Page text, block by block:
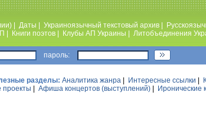
Даты Украиноязычный текстовый архив
Книги поэтов Клубы АП Украины Литобъединения
пароль:
разделы: Аналитика жанра Интересные ссылки
проекты Афиша концертов (выступлений) Иронические